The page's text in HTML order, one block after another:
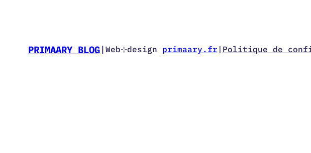
PRIMAARY BLOG| Web⊹design primaary.fr | Politique de